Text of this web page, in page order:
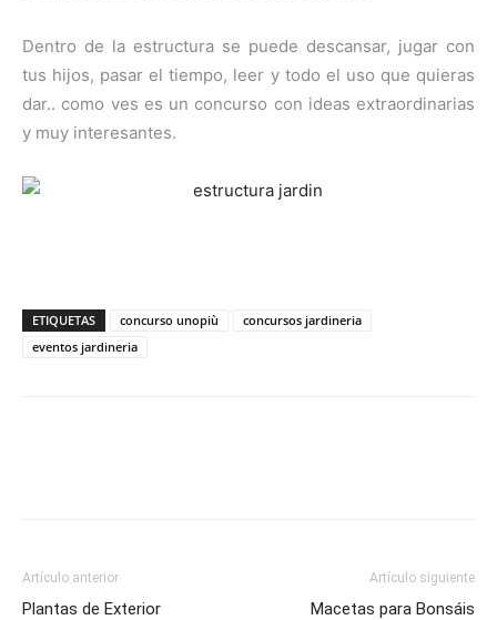
Dentro de la estructura se puede descansar, jugar con
tus hijos, pasar el tiempo, leer y todo el uso que quieras
dar.. como ves es un concurso con ideas extraordinarias
y muy interesantes.
ETIQUETAS concurso unopiù
concursos jardineria
eventos jardineria
Artículo anterior
Plantas de Exterior
Artículo siguiente
Macetas para Bonsáis